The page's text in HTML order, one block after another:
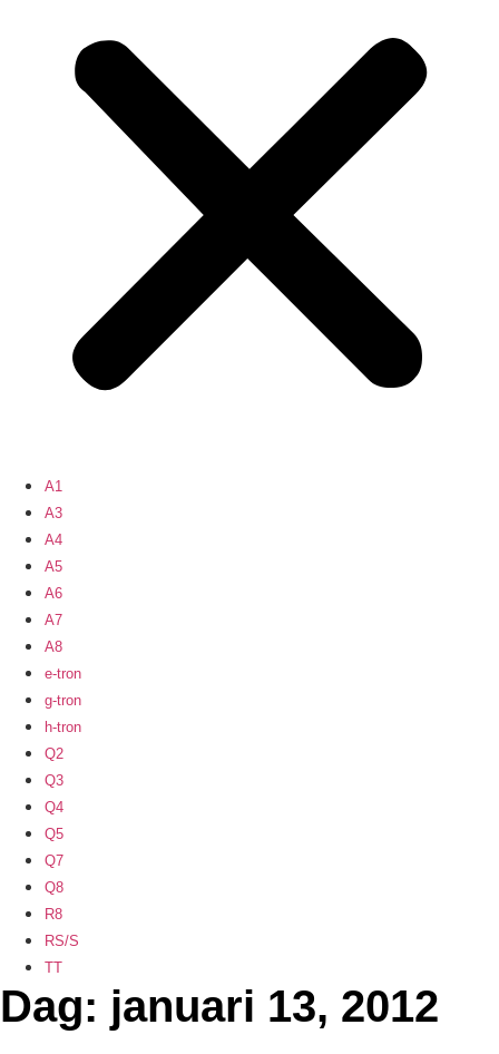
A1
A3
A4
A5
A6
A7
A8
e-tron
g-tron
h-tron
Q2
Q3
Q4
Q5
Q7
Q8
R8
RS/S
TT
Dag: januari 13, 2012